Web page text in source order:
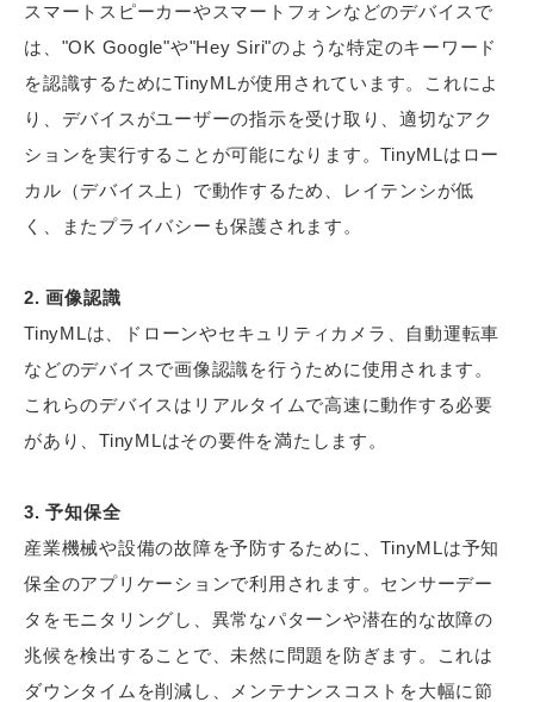
スマートスピーカーやスマートフォンなどのデバイスで
は、"OK Google"や"Hey Siri"のような特定のキーワード
を認識するためにTinyMLが使用されています。これによ
り、デバイスがユーザーの指示を受け取り、適切なアク
ションを実行することが可能になります。TinyMLはロー
カル（デバイス上）で動作するため、レイテンシが低
く、またプライバシーも保護されます。
2. 画像認識
TinyMLは、ドローンやセキュリティカメラ、自動運転車
などのデバイスで画像認識を行うために使用されます。
これらのデバイスはリアルタイムで高速に動作する必要
があり、TinyMLはその要件を満たします。
3. 予知保全
産業機械や設備の故障を予防するために、TinyMLは予知
保全のアプリケーションで利用されます。センサーデー
タをモニタリングし、異常なパターンや潜在的な故障の
兆候を検出することで、未然に問題を防ぎます。これは
ダウンタイムを削減し、メンテナンスコストを大幅に節